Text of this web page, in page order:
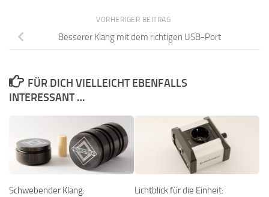
VORHERIGER BEITRAG
Besserer Klang mit dem richtigen USB-Port
FÜR DICH VIELLEICHT EBENFALLS
INTERESSANT …
Schwebender Klang:
Lichtblick für die Einheit: